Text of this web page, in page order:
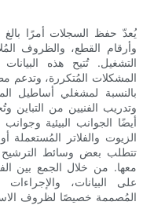
يُعدّ حفظ السجلات أمرًا بالغ
وأرقام القطع، والظروف
التشغيل. تُتيح هذه
المشكلات المُتكررة، وتدعم
بالنسبة لمشغلي أساطيل
وتدريب الفنيين من التباين
أيضًا الجوانب البيئية
الزيوت والفلاتر المُستعملة
تتطلب بعض وسائط الترشيح
معها. من خلال الجمع بين
على البيانات، والإجراءات
المُصممة خصيصًا لظروف